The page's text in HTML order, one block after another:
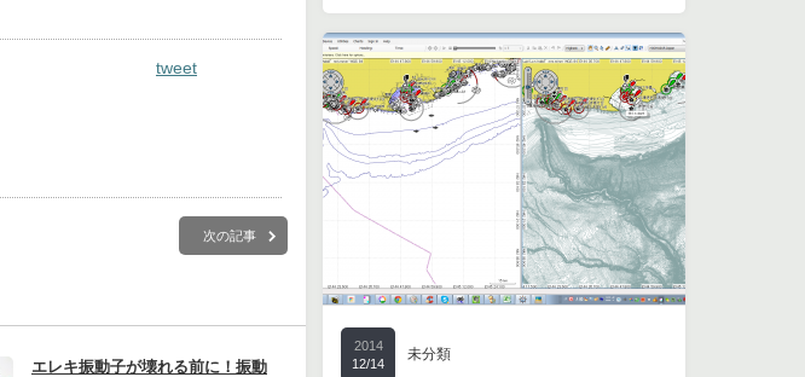
tweet
次の記事
エレキ振動子が壊れる前に！振動
2014
12/14
未分類